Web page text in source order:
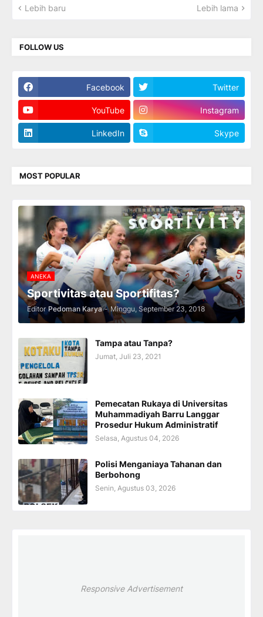
Lebih baru Lebih lama
FOLLOW US
Facebook Twitter
YouTube Instagram
LinkedIn Skype
MOST POPULAR
ANEKA
Sportivitas atau Sportifitas?
Editor Pedoman Karya - Minggu, September 23, 2018
Tampa atau Tanpa?
Jumat, Juli 23, 2021
Pemecatan Rukaya di Universitas
Muhammadiyah Barru Langgar
Prosedur Hukum Administratif
Selasa, Agustus 04, 2026
Polisi Menganiaya Tahanan dan
Berbohong
Senin, Agustus 03, 2026
Responsive Advertisement